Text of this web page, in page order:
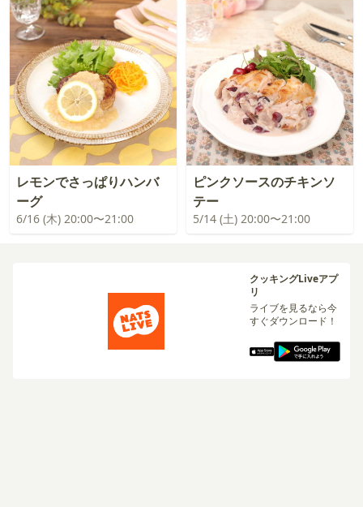
レモンでさっぱりハンバ
ーグ
6/16 (木) 20:00〜21:00
ピンクソースのチキンソ
テー
5/14 (土) 20:00〜21:00
クッキングLiveアプ
リ
ライブを見るなら今
すぐダウンロード！